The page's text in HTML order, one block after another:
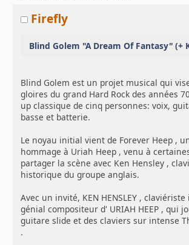
Firefly
Blind Golem "A Dream Of Fantasy" (+
Blind Golem est un projet musical qui
gloires du grand Hard Rock des années
up classique de cinq personnes: voix,
basse et batterie.
Le noyau initial vient de Forever Heep ,
hommage à Uriah Heep , venu à
partager la scène avec Ken Hensley ,
historique du groupe anglais.
Avec un invité, KEN HENSLEY ,
génial compositeur d' URIAH HEEP , qui
guitare slide et des claviers sur intense
.